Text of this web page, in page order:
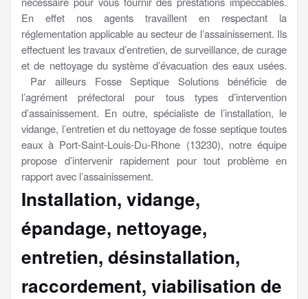
En effet nos agents travaillent en respectant la
réglementation applicable au secteur de l’assainissement. Ils
effectuent les travaux d’entretien, de surveillance, de curage
et de nettoyage du système d’évacuation des eaux usées.
Par ailleurs Fosse Septique Solutions bénéficie de
l’agrément préfectoral pour tous types d’intervention
d’assainissement. En outre, spécialiste de l’installation, le
vidange, l’entretien et du nettoyage de fosse septique toutes
eaux à Port-Saint-Louis-Du-Rhone (13230), notre équipe
propose d’intervenir rapidement pour tout problème en
rapport avec l’assainissement.
Installation, vidange,
épandage, nettoyage,
entretien, désinstallation,
raccordement, viabilisation de